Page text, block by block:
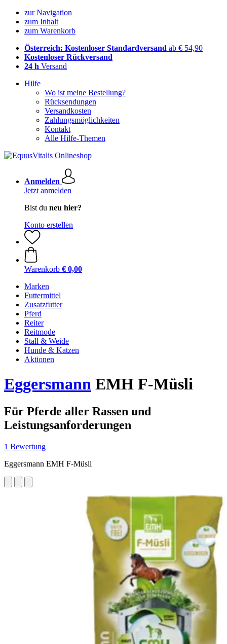
zur Navigation
zum Inhalt
zum Warenkorb
Österreich: Kostenloser Standardversand ab € 54,90
Kostenloser Rückversand
24 h Versand
Hilfe
Wo ist meine Bestellung?
Rücksendungen
Versandkosten
Zahlungsmöglichkeiten
Kontakt
Alle Hilfe-Themen
Anmelden
Jetzt anmelden
Bist du neu hier?
Konto erstellen
Warenkorb € 0,00
Marken
Futtermittel
Zusatzfutter
Pferd
Reiter
Reitmode
Stall & Weide
Hunde & Katzen
Aktionen
Eggersmann EMH F-Müsli
Für Pferde aller Rassen und
Leistungsanforderungen
1 Bewertung
Eggersmann EMH F-Müsli